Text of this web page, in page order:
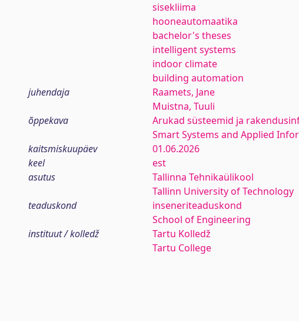
sisekliima
hooneautomaatika
bachelor's theses
intelligent systems
indoor climate
building automation
juhendaja
Raamets, Jane
Muistna, Tuuli
õppekava
Arukad süsteemid ja
Smart Systems and Applied
kaitsmiskuupäev
01.06.2026
keel
est
asutus
Tallinna Tehnikaülikool
Tallinn University of Technology
teaduskond
inseneriteaduskond
School of Engineering
instituut / kolledž
Tartu Kolledž
Tartu College